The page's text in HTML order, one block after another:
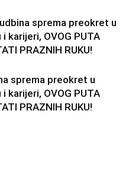
sprema preokret u
karijeri, OVOG PUTA
PRAZNIH RUKU!
sprema preokret u
karijeri, OVOG PUTA
PRAZNIH RUKU!